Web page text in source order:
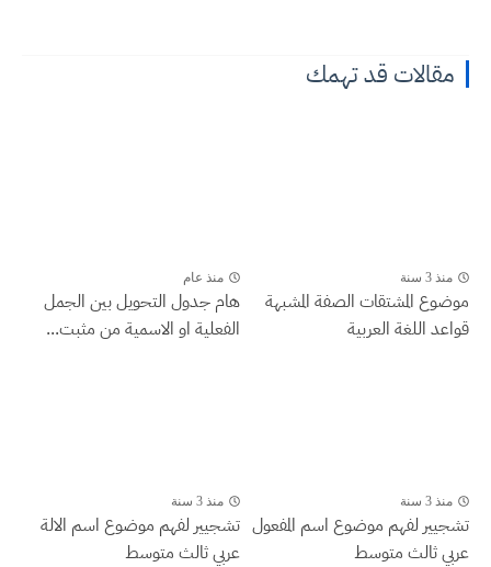
مقالات قد تهمك
منذ 3 سنة
موضوع المشتقات الصفة المشبهة
قواعد اللغة العربية
منذ عام
هام جدول التحويل بين الجمل
الفعلية او الاسمية من مثبت...
منذ 3 سنة
تشجيير لفهم موضوع اسم المفعول
عربي ثالث متوسط
منذ 3 سنة
تشجيير لفهم موضوع اسم الالة
عربي ثالث متوسط